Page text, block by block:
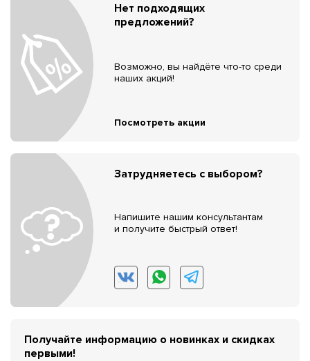
Нет подходящих
предложений?
Возможно, вы найдёте что-то среди
наших акций!
Посмотреть акции
Затрудняетесь с выбором?
Напишите нашим консультантам
и получите быстрый ответ!
Получайте информацию о новинках и скидках
первыми!